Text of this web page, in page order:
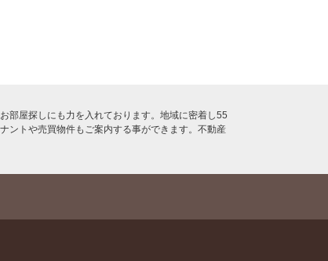
部屋探しにも力を入れております。地域に密着し55
ントや売買物件もご案内する事ができます。不動産